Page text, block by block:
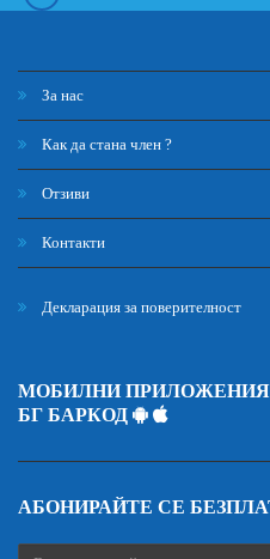
За нас
Как да стана член ?
Отзиви
Контакти
Декларация за поверителност
МОБИЛНИ ПРИЛОЖЕНИЯ
БГ БАРКОД
АБОНИРАЙТЕ СЕ